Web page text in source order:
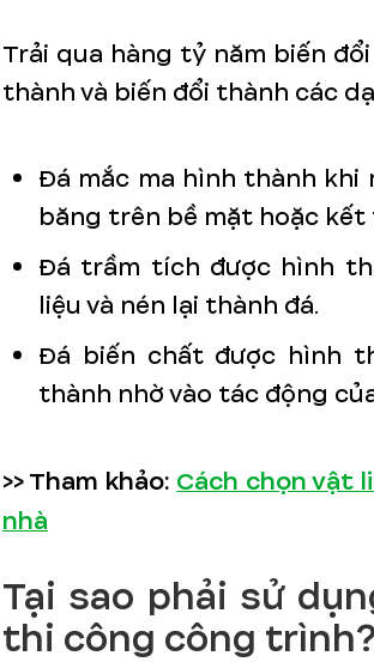
Trải qua hàng tỷ năm biến
thành và biến đổi thành các
Đá mắc ma hình thành khi
băng trên bề mặt hoặc kết
Đá trầm tích được hình
liệu và nén lại thành đá.
Đá biến chất được hình
thành nhờ vào tác động
>> Tham khảo:Cách chọn vật
nhà
Tại sao phải sử
thi công công trình?